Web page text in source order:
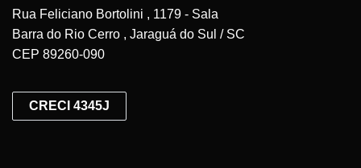
Rua Feliciano Bortolini , 1179 - Sala
Barra do Rio Cerro , Jaraguá do Sul / SC
CEP 89260-090
CRECI 4345J